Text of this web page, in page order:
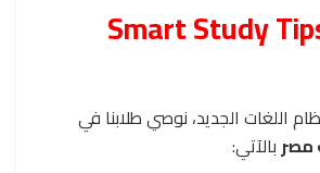
Smart Study
اللغات الجديد، نوصي طلابنا في
مصر بالآتي: